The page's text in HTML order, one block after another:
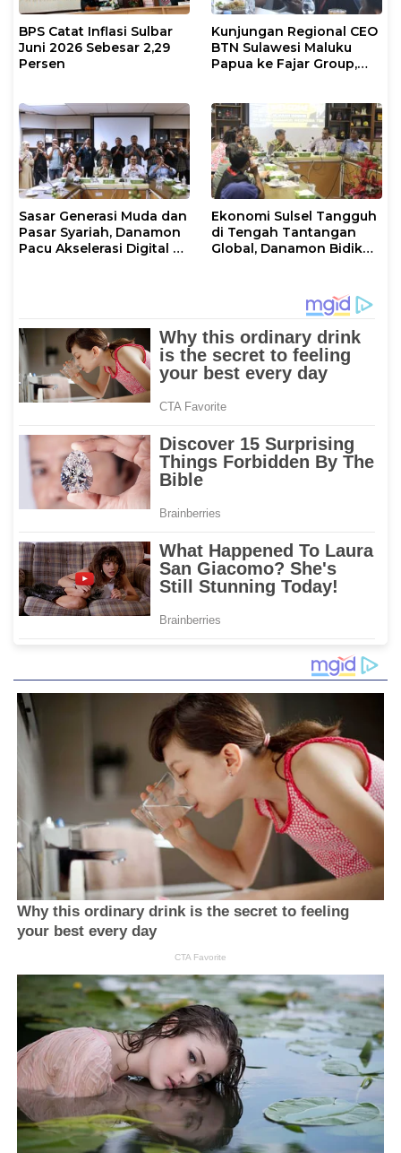
BPS Catat Inflasi Sulbar
Juni 2026 Sebesar 2,29
Persen
Kunjungan Regional CEO
BTN Sulawesi Maluku
Papua ke Fajar Group,
Dunia
Sasar Generasi Muda dan
Pasar Syariah, Danamon
Pacu Akselerasi Digital di
Ekonomi Sulsel Tangguh
di Tengah Tantangan
Global, Danamon Bidik